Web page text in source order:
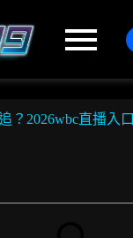
？2026wbc直播入